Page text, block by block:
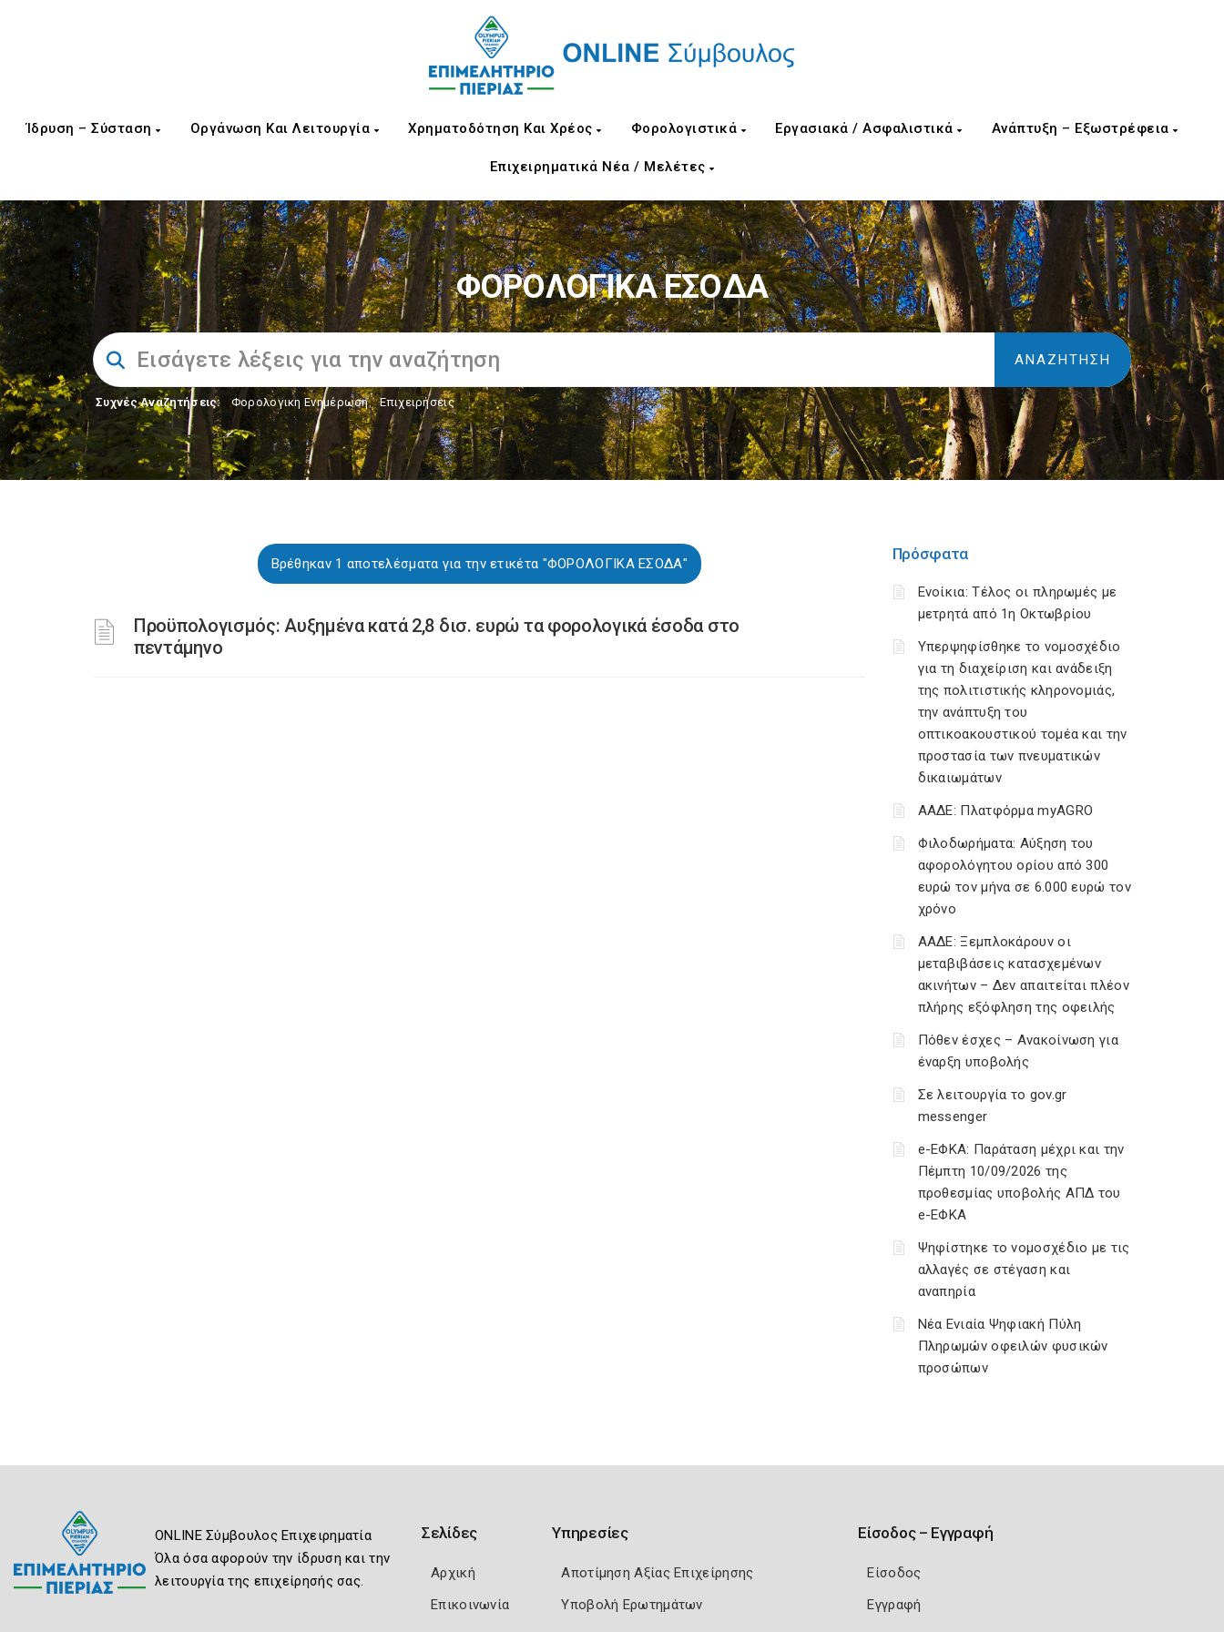
Ίδρυση – Σύσταση Οργάνωση Και Λειτουργία Χρηματοδότηση Και Χρέος Φορολογιστικά Εργασιακά / Ασφαλιστικά Ανάπτυξη – Εξωστρέφεια
Επιχειρηματικά Νέα / Μελέτες
ΦΟΡΟΛΟΓΙΚΑ ΕΣΟΔΑ
Συχνές Αναζητήσεις: Φορολογικη Ενημέρωση, Επιχειρήσεις
Βρέθηκαν 1 αποτελέσματα για την ετικέτα "ΦΟΡΟΛΟΓΙΚΑ ΕΣΟΔΑ"
Προϋπολογισμός: Αυξημένα κατά 2,8 δισ. ευρώ τα φορολογικά έσοδα στο
πεντάμηνο
Πρόσφατα
Ενοίκια: Τέλος οι πληρωμές με
μετρητά από 1η Οκτωβρίου
Υπερψηφίσθηκε το νομοσχέδιο
για τη διαχείριση και ανάδειξη
της πολιτιστικής κληρονομιάς,
την ανάπτυξη του
οπτικοακουστικού τομέα και την
προστασία των πνευματικών
δικαιωμάτων
ΑΑΔΕ: Πλατφόρμα myAGRO
Φιλοδωρήματα: Αύξηση του
αφορολόγητου ορίου από 300
ευρώ τον μήνα σε 6.000 ευρώ τον
χρόνο
ΑΑΔΕ: Ξεμπλοκάρουν οι
μεταβιβάσεις κατασχεμένων
ακινήτων – Δεν απαιτείται πλέον
πλήρης εξόφληση της οφειλής
Πόθεν έσχες – Ανακοίνωση για
έναρξη υποβολής
Σε λειτουργία το gov.gr
messenger
e-ΕΦΚΑ: Παράταση μέχρι και την
Πέμπτη 10/09/2026 της
προθεσμίας υποβολής ΑΠΔ του
e-ΕΦΚΑ
Ψηφίστηκε το νομοσχέδιο με τις
αλλαγές σε στέγαση και
αναπηρία
Νέα Ενιαία Ψηφιακή Πύλη
Πληρωμών οφειλών φυσικών
προσώπων
ONLINE Σύμβουλος Επιχειρηματία
Όλα όσα αφορούν την ίδρυση και την
λειτουργία της επιχείρησής σας.
Σελίδες
Αρχική
Επικοινωνία
Υπηρεσίες
Αποτίμηση Αξίας Επιχείρησης
Υποβολή Ερωτημάτων
Είσοδος – Εγγραφή
Είσοδος
Εγγραφή